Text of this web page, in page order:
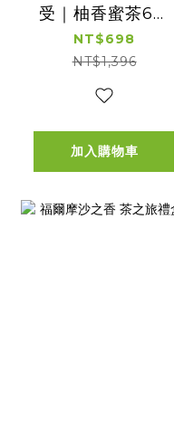
受｜柚香蜜茶6入
x2+紅玉爆米花
x3+紙袋x1
NT$698
NT$1,396
加入購物車